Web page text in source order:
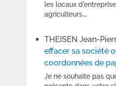
les locaux
agriculteurs.…
THEISEN Jean-
effacer sa société
coordonnées de
Je ne souhaite pas